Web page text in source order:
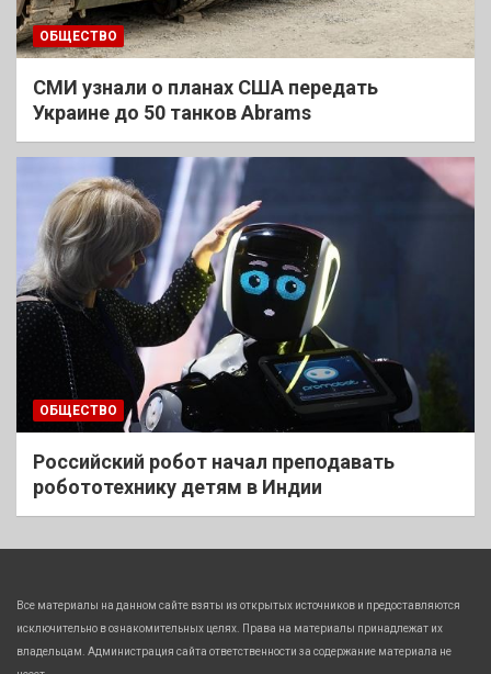
ОБЩЕСТВО
СМИ узнали о планах США передать
Украине до 50 танков Abrams
ОБЩЕСТВО
Российский робот начал преподавать
робототехнику детям в Индии
Все материалы на данном сайте взяты из открытых источников и предоставляются
исключительно в ознакомительных целях. Права на материалы принадлежат их
владельцам. Администрация сайта ответственности за содержание материала не